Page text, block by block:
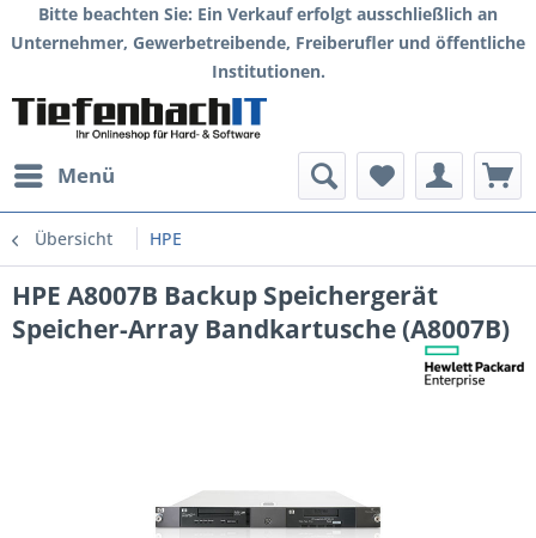
Bitte beachten Sie: Ein Verkauf erfolgt ausschließlich an
Unternehmer, Gewerbetreibende, Freiberufler und öffentliche
Institutionen.
Menü
Übersicht HPE
HPE A8007B Backup Speichergerät
Speicher-Array Bandkartusche (A8007B)